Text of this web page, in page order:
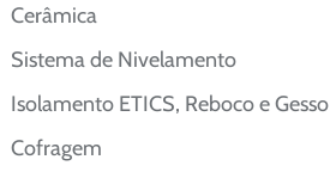
Cerâmica
Sistema de Nivelamento
Isolamento ETICS, Reboco e Gesso
Cofragem